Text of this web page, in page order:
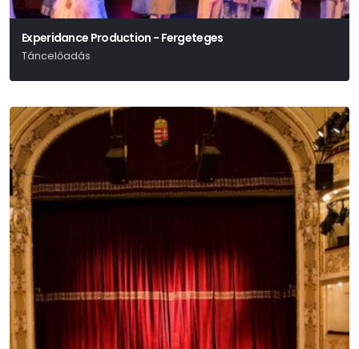
Experidance Production - Fergeteges
Táncelőadás